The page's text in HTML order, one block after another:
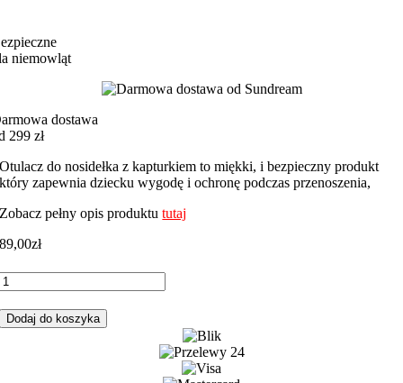
niemowląt
dostawa
299 zł
Otulacz do nosidełka z kapturkiem to miękki, i bezpieczny produkt
który zapewnia dziecku wygodę i ochronę podczas przenoszenia,
Zobacz pełny opis produktututaj
89,00zł
Dodaj do koszyka